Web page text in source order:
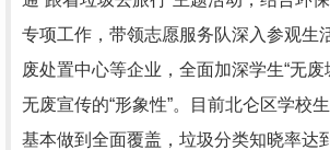
专项工作，带领志愿服务队深入参观生
废处置中心等企业，全面加深学生“无废
无废宣传的“形象性”。目前北仑区学校
基本做到全面覆盖，垃圾分类知晓率达